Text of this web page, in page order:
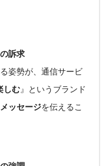
訴求
姿勢が、通信サービ
しむ』というブランド
ッセージを伝えるこ